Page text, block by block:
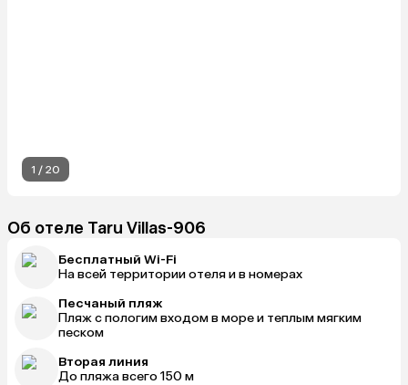
1 / 20
Об отеле Taru Villas-906
Бесплатный Wi-Fi
На всей территории отеля и в номерах
Песчаный пляж
Пляж с пологим входом в море и теплым мягким
песком
Вторая линия
До пляжа всего 150 м